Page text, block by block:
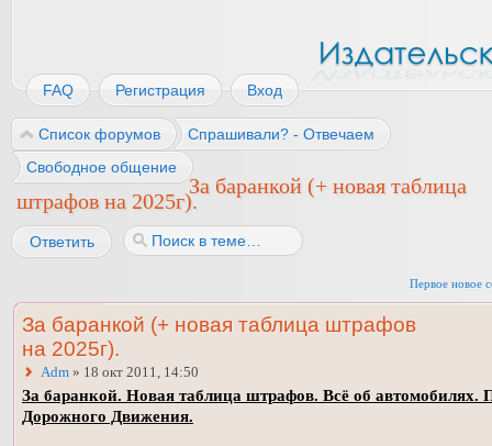
FAQ Регистрация Вход
Список форумов
Спрашивали? - Отвечаем
Свободное общение
За баранкой (+ новая таблица
штрафов на 2025г).
Ответить
Первое новое
За баранкой (+ новая таблица штрафов
на 2025г).
Adm » 18 окт 2011, 14:50
За баранкой. Новая таблица штрафов. Всё об автомобилях.
Дорожного Движения.